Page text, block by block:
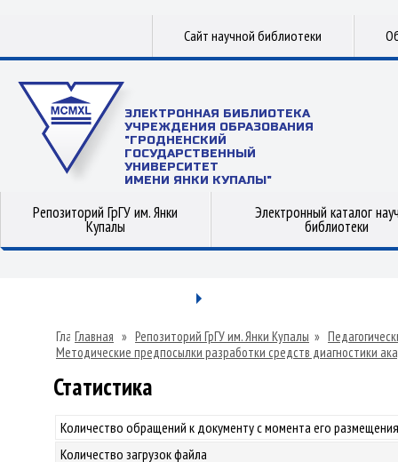
Сайт научной библиотеки
ЭЛЕКТРОННАЯ БИБЛИОТЕКА
УЧРЕЖДЕНИЯ ОБРАЗОВАНИЯ
"ГРОДНЕНСКИЙ
ГОСУДАРСТВЕННЫЙ
УНИВЕРСИТЕТ
ИМЕНИ ЯНКИ КУПАЛЫ"
Репозиторий ГрГУ им. Янки
Купалы
Электронный каталог
библиотеки
Главная » Репозиторий ГрГУ им. Янки Купалы »
Методические предпосылки разработки средств диагностики
Статистика
Количество обращений к документу с момента его
Количество загрузок файла